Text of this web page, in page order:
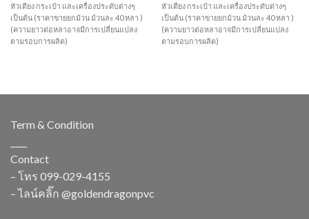
หัวเตียง กระเป๋า และเครื่องประดับต่างๆ
เป็นต้น (ราคาขายยกม้วน ม้วนละ 40 หลา )
(ความยาวต่อหลาอาจมีการเปลี่ยนแปลง
ตามรอบการผลิต)
หัวเตียง กระเป๋า และเครื่องประดับต่างๆ
เป็นต้น (ราคาขายยกม้วน ม้วนละ 40 หลา )
(ความยาวต่อหลาอาจมีการเปลี่ยนแปลง
ตามรอบการผลิต)
Term & Condition
Contact
– โทร 099-029-4155
– ไลน์คลิ๊ก @goldendragonpvc